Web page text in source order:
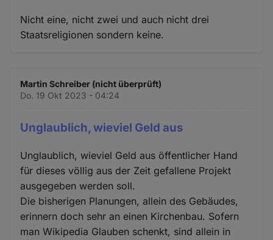
Nicht eine, nicht zwei und auch nicht drei
Staatsreligionen sondern keine.
Martin Schreiber (nicht überprüft)
Do. 19 Okt 2023 - 04:24
Unglaublich, wieviel Geld aus
Unglaublich, wieviel Geld aus öffentlicher Hand
für dieses völlig aus der Zeit gefallene Projekt
ausgegeben werden soll.
Die bisherigen Planungen, allein des Gebäudes,
erinnern doch sehr an einen Kirchenbau. Sofern
man Wikipedia Glauben schenkt, sind allein in